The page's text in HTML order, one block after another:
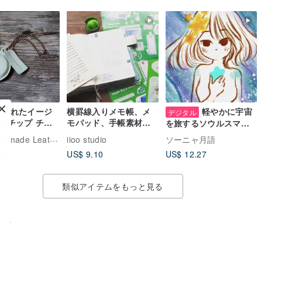
されたイージ
チップ チャ
イプ A -蝋ミンIPPI Handmade Leather
横罫線入りメモ帳、メ
モパッド、手帳素材、
さっと破れる
iioo studio
US$ 9.10
デジタル 軽やかに宇宙
を旅するソウルスマホ
ソーニャ月語
US$ 12.27
類似アイテムをもっと見る